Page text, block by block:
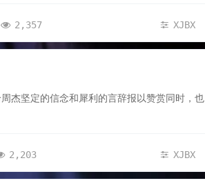
XJBX
2,357
杰坚定的信念和犀利的言辞报以赞赏同时，也
XJBX
2,203